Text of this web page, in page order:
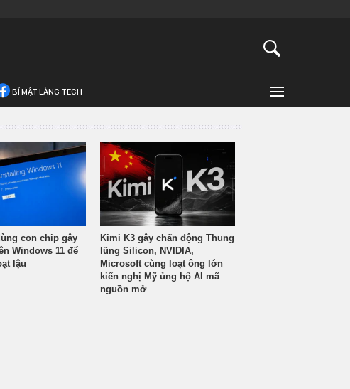
BÍ MẬT LÀNG TECH
con chip gây
Windows 11 để
lậu
Kimi K3 gây chấn động Thung
lũng Silicon, NVIDIA,
Microsoft cùng loạt ông lớn
kiến nghị Mỹ ủng hộ AI mã
nguồn mở